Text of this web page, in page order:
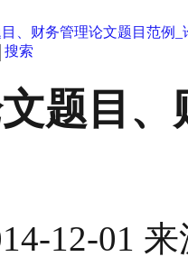
、财务管理论文题目范例_
搜索
题目
12-01 来